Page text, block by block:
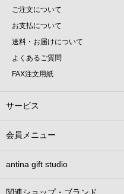
ご注文について
お支払について
送料・お届けについて
よくあるご質問
FAX注文用紙
サービス
会員メニュー
antina gift studio
関連ショップ・ブランド